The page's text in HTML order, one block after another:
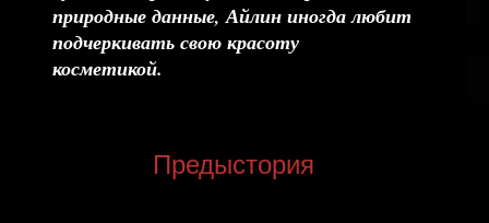
природные данные, Айлин иногда любит
подчеркивать свою красоту
косметикой.
Предыстория